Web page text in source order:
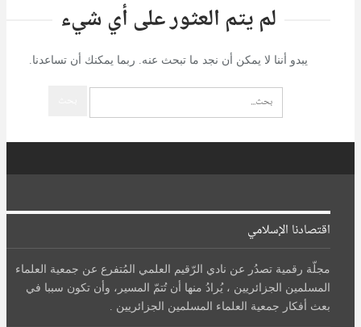
لم يتم العثور على أي شيء
يبدو أننا لا يمكن أن نجد ما تبحث عنه. ربما يمكنك أن تساعدنا.
اقتصادنا الإسلامي
مجلّة رقمية تصدُر عن نادي الرّقيم العلمي المُتفرع عن جمعية العلماء
المسلمين الجزائريين ، يُرادُ منها أن تُتمّ المسير، وأن تكون سببا في
بعث أفكار جمعية العلماء المسلمين الجزائريين .